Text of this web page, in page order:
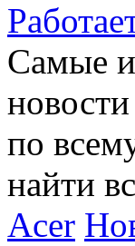
Самые
по
найти
Acer